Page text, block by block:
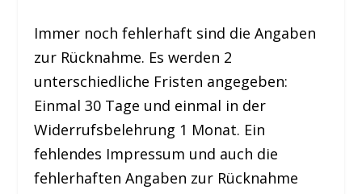
Immer noch fehlerhaft sind die Angaben
zur Rücknahme. Es werden 2
unterschiedliche Fristen angegeben:
Einmal 30 Tage und einmal in der
Widerrufsbelehrung 1 Monat. Ein
fehlendes Impressum und auch die
fehlerhaften Angaben zur Rücknahme